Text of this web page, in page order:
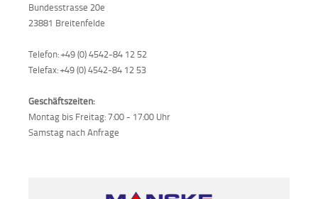
Bundesstrasse 20e
23881 Breitenfelde
Telefon: +49 (0) 4542-84 12 52
Telefax: +49 (0) 4542-84 12 53
Geschäftszeiten:
Montag bis Freitag: 7:00 - 17:00 Uhr
Samstag nach Anfrage